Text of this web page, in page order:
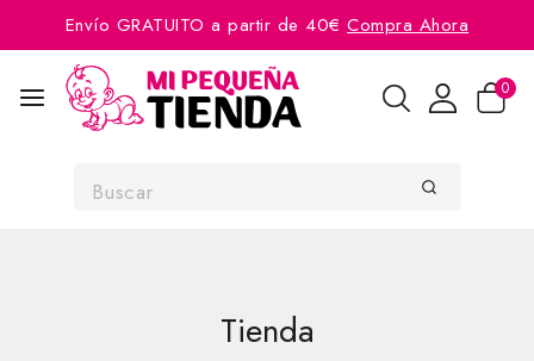
Envío GRATUITO a partir de 40€Compra Ahora
0
Tienda